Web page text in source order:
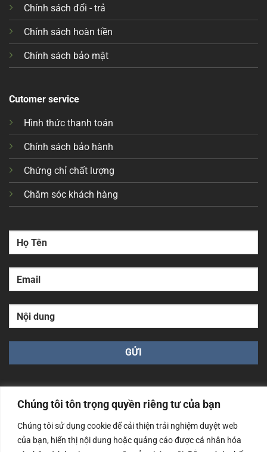
Chúng tôi tôn trọng quyền riêng tư của bạn
Chúng tôi sử dụng cookie để cải thiện trải nghiệm duyệt web
của bạn, hiển thị nội dung hoặc quảng cáo được cá nhân hóa
Chính sách đổi - trả
Chính sách hoàn tiền
Chính sách bảo mật
Cutomer service
Hình thức thanh toán
Chính sách bảo hành
Chứng chỉ chất lượng
Chăm sóc khách hàng
Công ty TNHH Nam Bình Xương - Số ĐKKD: 0108783483
cấp ngày 14/06/2019 bởi Sở Kế Hoạch và Đầu Tư Tp. Hà